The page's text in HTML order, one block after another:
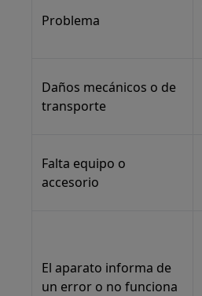
Problema
Daños mecánicos o de
transporte
Falta equipo o
accesorio
El aparato informa de
un error o no funciona